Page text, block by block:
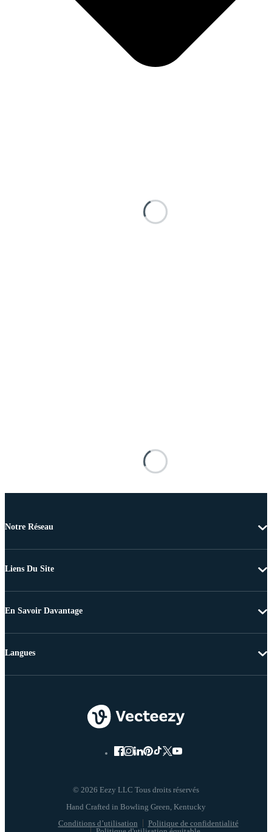
Notre Réseau
Liens Du Site
En Savoir Davantage
© 2026 Eezy LLC Tous droits réservés
Conditions d’utilisation
Politique de confidentialité
Langues